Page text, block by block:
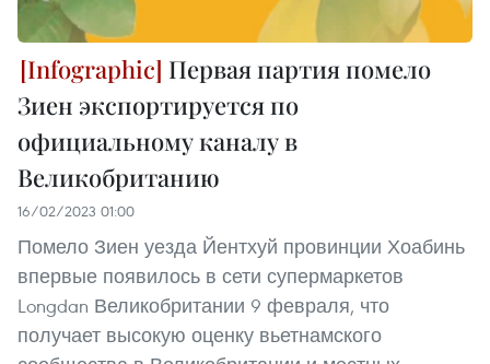
Первая партия помело
Зиен экспортируется по
официальному каналу в
Великобританию
16/02/2023 01:00
Помело Зиен уезда Йентхуй провинции Хоабинь
впервые появилось в сети супермаркетов
Longdan Великобритании 9 февраля, что
получает высокую оценку вьетнамского